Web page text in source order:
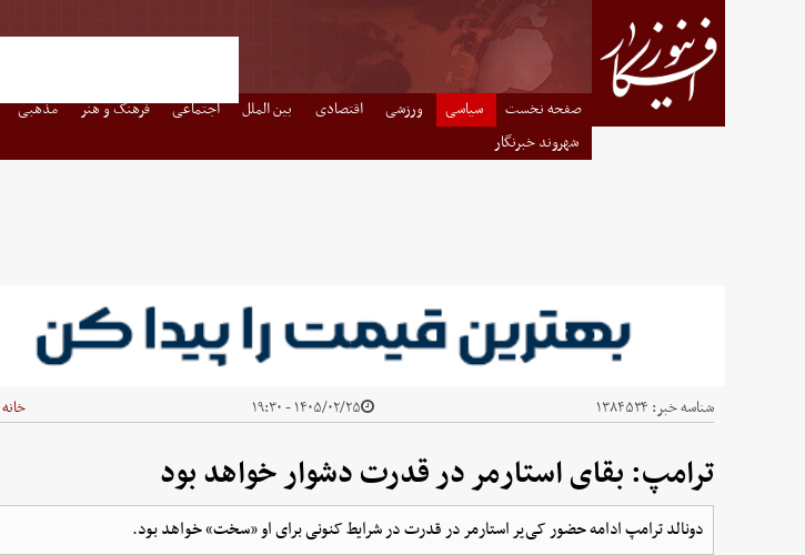
صفحه نخست سیاسی ورزشی اقتصادی بین الملل اجتماعی فرهنگ و هنر مذهبی
شهروند خبرنگار
شناسه خبر: ۱۳۸۴۵۳۴ ۱۴۰۵/۰۲/۲۵ - ۱۹:۳۰ خانه
ترامپ: بقای استارمر در قدرت دشوار خواهد بود
دونالد ترامپ ادامه حضور کی‌یر استارمر در قدرت در شرایط کنونی برای او «سخت» خواهد بود.